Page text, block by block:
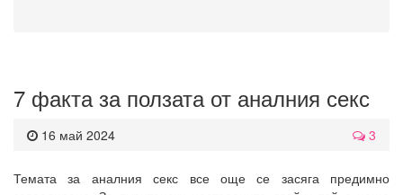
7 факта за ползата от аналния секс
16 май 2024 3
Темата за аналния секс все още се засяга предимно